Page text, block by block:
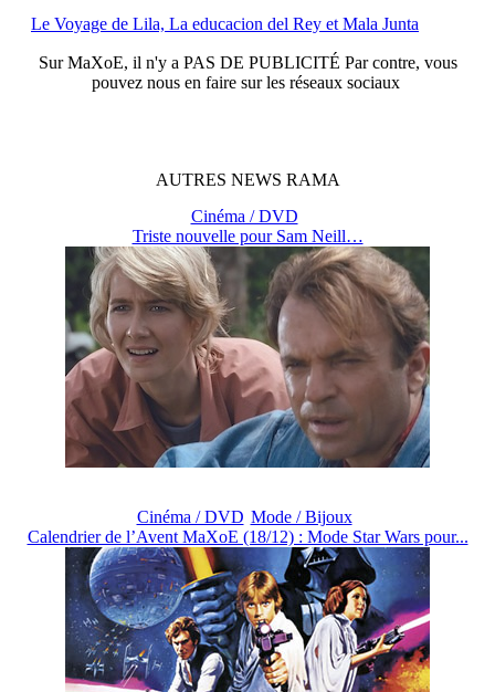
Le Voyage de Lila, La educacion del Rey et Mala Junta
SurMaXoE, il n'y a PAS DE PUBLICITÉ Par contre, vous
pouvez nous en faire sur les réseaux sociaux
AUTRES NEWS RAMA
Cinéma / DVD
Triste nouvelle pour Sam Neill…
Cinéma / DVD Mode / Bijoux
Calendrier de l’Avent MaXoE (18/12) : Mode Star Wars pour...